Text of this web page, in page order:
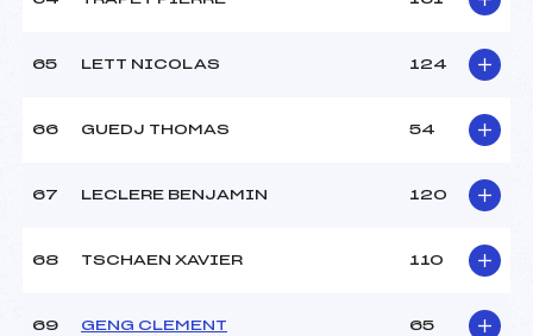
65 LETT NICOLAS 124
66 GUEDJ THOMAS 54
67 LECLERE BENJAMIN 120
68 TSCHAEN XAVIER 110
69 GENG CLEMENT 65